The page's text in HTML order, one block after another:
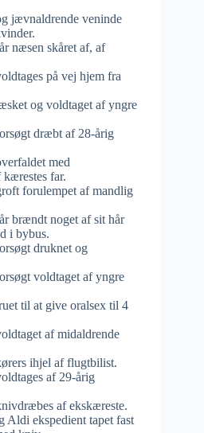
jævnaldrende veninde
næsen skåret af, af
på vej hjem fra
og voldtaget af yngre
dræbt af 28-årig
med
far.
forulempet af mandlig
brændt noget af sit hår
i bybus.
druknet og
voldtaget af yngre
til at give oralsex til 4
af midaldrende
ihjel af flugtbilist.
af 29-årig
af ekskæreste.
Aldi ekspedient tapet fast